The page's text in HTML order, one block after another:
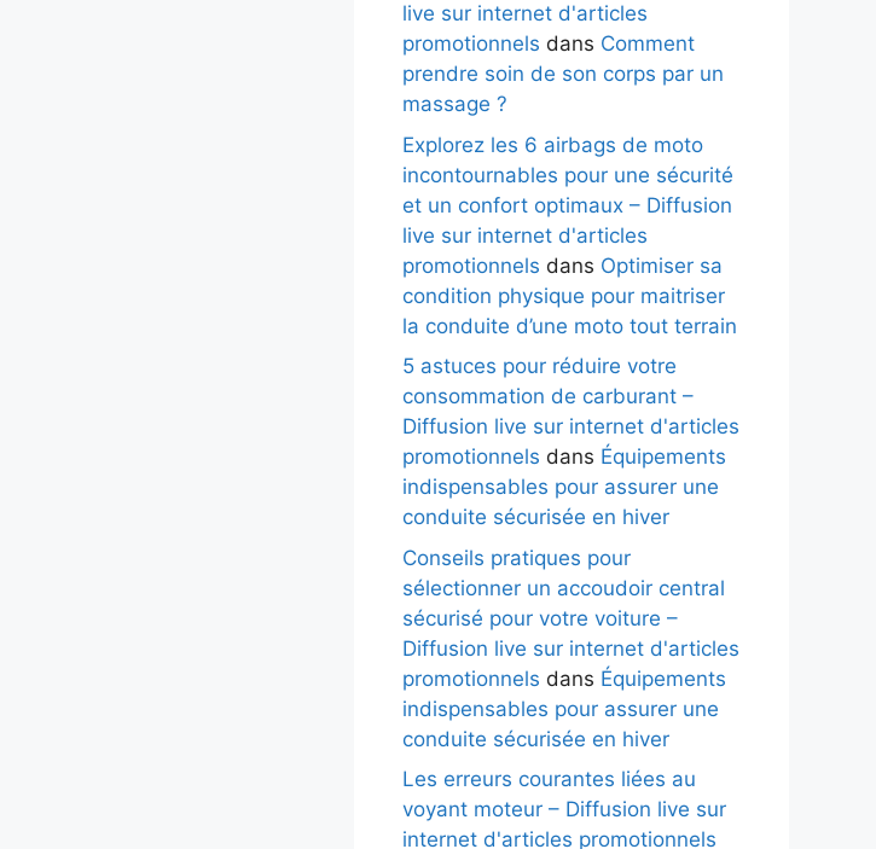
live sur internet d'articles
promotionnels dans Comment
prendre soin de son corps par un
massage ?
Explorez les 6 airbags de moto
incontournables pour une sécurité
et un confort optimaux – Diffusion
live sur internet d'articles
promotionnels dans Optimiser sa
condition physique pour maitriser
la conduite d’une moto tout terrain
5 astuces pour réduire votre
consommation de carburant –
Diffusion live sur internet d'articles
promotionnels dans Équipements
indispensables pour assurer une
conduite sécurisée en hiver
Conseils pratiques pour
sélectionner un accoudoir central
sécurisé pour votre voiture –
Diffusion live sur internet d'articles
promotionnels dans Équipements
indispensables pour assurer une
conduite sécurisée en hiver
Les erreurs courantes liées au
voyant moteur – Diffusion live sur
internet d'articles promotionnels